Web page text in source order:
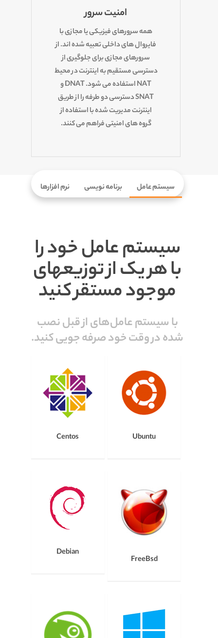
امنیت سرور
همه سرورهای فیزیکی یا مجازی با
فایروال های داخلی تعبیه شده اند. از
سرورهای مجازی برای جلوگیری از
دسترسی مستقیم به اینترنت در محیط
NAT استفاده می شود. DNAT و
SNAT دسترسی دو طرفه را از طریق
اینترنت مدیریت شده با استفاده از
گروه های امنیتی فراهم می کنند.
سیستم عامل برنامه نویسی نرم افزارها
سیستم عامل خود را
با هر یک از توزیعهای
موجود مستقر کنید
با سیستم عامل‌های از قبل نصب
شده در وقت خود صرفه‌ جویی کنید.
Centos Ubuntu
Debian
FreeBsd